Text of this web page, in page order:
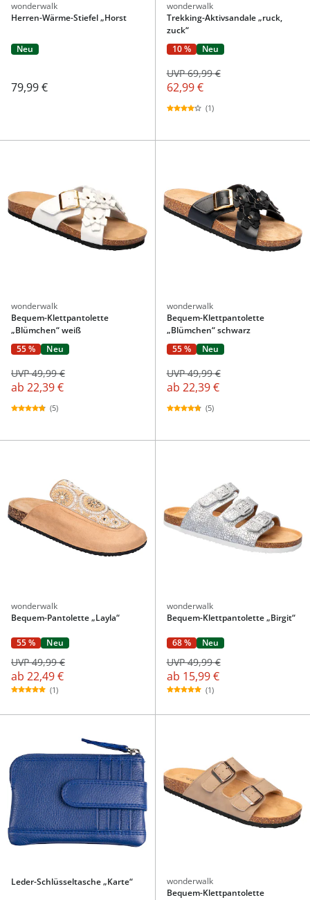
wonderwalk
Herren-Wärme-Stiefel „Horst
Neu
79,99 €
wonderwalk
Trekking-Aktivsandale „ruck,
zuck“
10 %
Neu
62,99 €
UVP 69,99 €
(1)
wonderwalk
Bequem-Klettpantolette
„Blümchen“ weiß
55 %
Neu
ab 22,39 €
UVP 49,99 €
(5)
wonderwalk
Bequem-Klettpantolette
„Blümchen“ schwarz
55 %
Neu
ab 22,39 €
UVP 49,99 €
(5)
wonderwalk
Bequem-Pantolette „Layla“
55 % Neu
ab 22,49 €
UVP 49,99 €
(1)
wonderwalk
Bequem-Klettpantolette „Birgit“
68 % Neu
ab 15,99 €
UVP 49,99 €
(1)
Leder-Schlüsseltasche „Karte“
wonderwalk
Bequem-Klettpantolette